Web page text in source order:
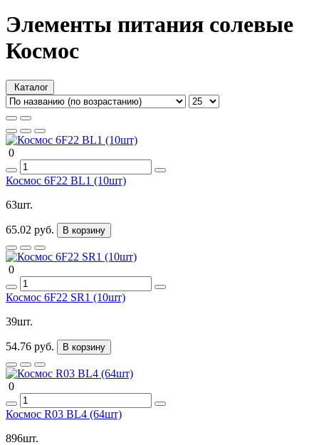
Элементы питания солевые
Космос
Каталог
0
Космос 6F22 BL1 (10шт)
63шт.
65.02 руб. В корзину
0
Космос 6F22 SR1 (10шт)
39шт.
54.76 руб. В корзину
0
Космос R03 BL4 (64шт)
896шт.